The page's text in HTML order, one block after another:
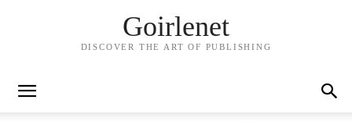
Goirlenet
DISCOVER THE ART OF PUBLISHING